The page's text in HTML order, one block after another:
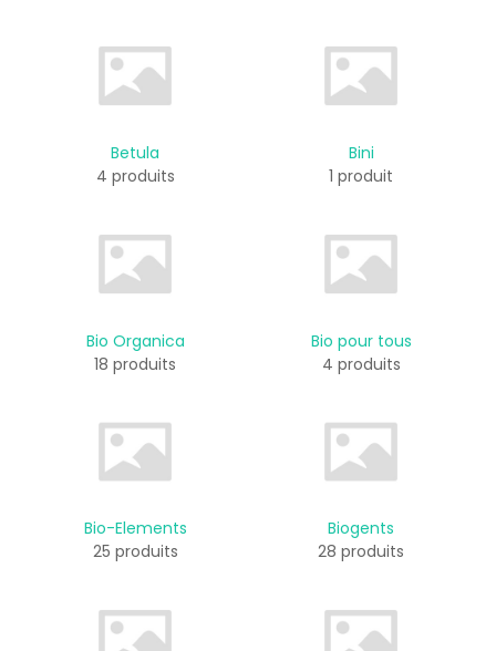
Betula
4 produits
Bini
1 produit
Bio Organica
18 produits
Bio pour tous
4 produits
Bio-Elements
25 produits
Biogents
28 produits